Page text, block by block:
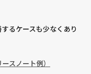
るケースも少なくあり
スノート例）